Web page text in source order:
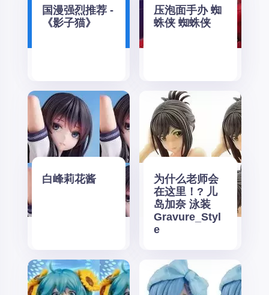
国漫强烈推荐 -
《影子猫》
压泡面手办 蜘
蛛侠 蜘蛛侠
白峰莉花酱
为什么老师会
在这里！? 儿
岛加奈 泳装
Gravure_Styl
e